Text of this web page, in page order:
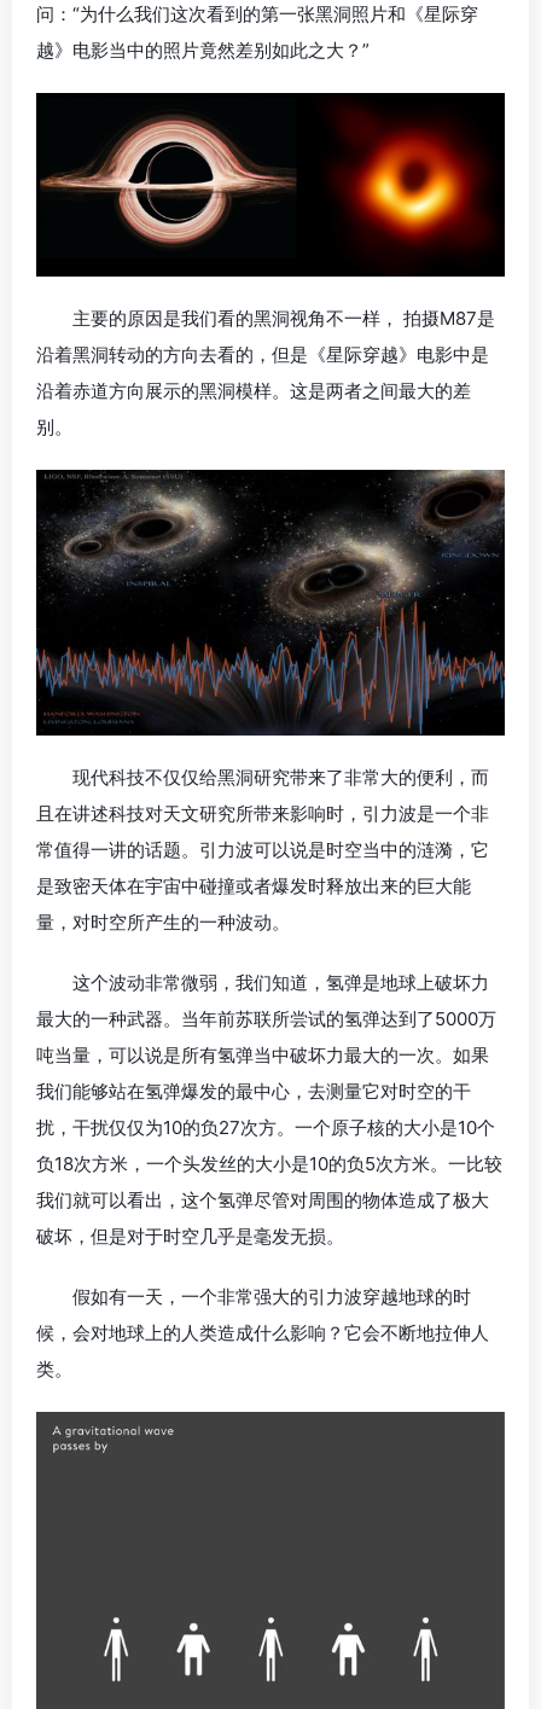
问：“为什么我们这次看到的第一张黑洞照片和《星际穿
越》电影当中的照片竟然差别如此之大？”
主要的原因是我们看的黑洞视角不一样， 拍摄M87是
沿着黑洞转动的方向去看的，但是《星际穿越》电影中是
沿着赤道方向展示的黑洞模样。这是两者之间最大的差
别。
现代科技不仅仅给黑洞研究带来了非常大的便利，而
且在讲述科技对天文研究所带来影响时，引力波是一个非
常值得一讲的话题。引力波可以说是时空当中的涟漪，它
是致密天体在宇宙中碰撞或者爆发时释放出来的巨大能
量，对时空所产生的一种波动。
这个波动非常微弱，我们知道，氢弹是地球上破坏力
最大的一种武器。当年前苏联所尝试的氢弹达到了5000万
吨当量，可以说是所有氢弹当中破坏力最大的一次。如果
我们能够站在氢弹爆发的最中心，去测量它对时空的干
扰，干扰仅仅为10的负27次方。一个原子核的大小是10个
负18次方米，一个头发丝的大小是10的负5次方米。一比较
我们就可以看出，这个氢弹尽管对周围的物体造成了极大
破坏，但是对于时空几乎是毫发无损。
假如有一天，一个非常强大的引力波穿越地球的时
候，会对地球上的人类造成什么影响？它会不断地拉伸人
类。